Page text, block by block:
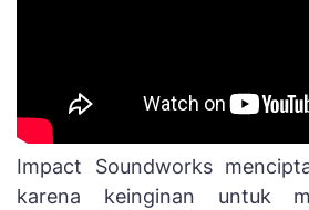
Impact Soundworks
karena keinginan untuk